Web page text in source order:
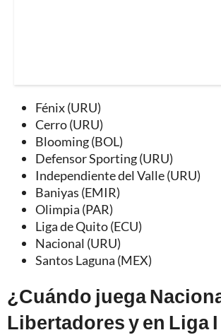
Fénix (URU)
Cerro (URU)
Blooming (BOL)
Defensor Sporting (URU)
Independiente del Valle (URU)
Baniyas (EMIR)
Olimpia (PAR)
Liga de Quito (ECU)
Nacional (URU)
Santos Laguna (MEX)
¿Cuándo juega
Libertadores y en Liga I